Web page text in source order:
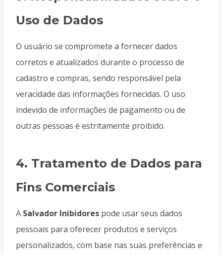
Uso de Dados
O usuário se compromete a fornecer dados
corretos e atualizados durante o processo de
cadastro e compras, sendo responsável pela
veracidade das informações fornecidas. O uso
indevido de informações de pagamento ou de
outras pessoas é estritamente proibido.
4. Tratamento de Dados para
Fins Comerciais
A Salvador Inibidores pode usar seus dados
pessoais para oferecer produtos e serviços
personalizados, com base nas suas preferências e